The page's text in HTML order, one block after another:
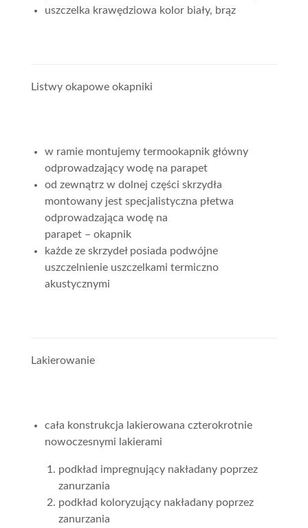
uszczelka krawędziowa kolor biały, brąz
Listwy okapowe okapniki
w ramie montujemy termookapnik główny
odprowadzający wodę na parapet
od zewnątrz w dolnej części skrzydła
montowany jest specjalistyczna płetwa
odprowadzająca wodę na
parapet – okapnik
każde ze skrzydeł posiada podwójne
uszczelnienie uszczelkami termiczno
akustycznymi
Lakierowanie
cała konstrukcja lakierowana czterokrotnie
nowoczesnymi lakierami
podkład impregnujący nakładany poprzez
zanurzania
podkład koloryzujący nakładany poprzez
zanurzania